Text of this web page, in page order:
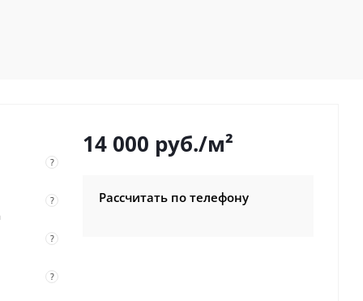
?
?
?
?
14 000 руб./м²
Рассчитать по телефону